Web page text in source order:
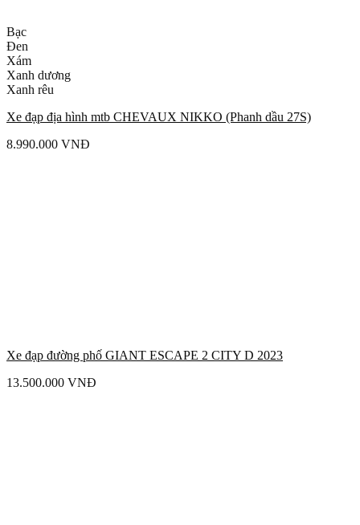
Bạc
Đen
Xám
Xanh dương
Xanh rêu
Xe đạp địa hình mtb CHEVAUX NIKKO (Phanh dầu 27S)
8.990.000 VNĐ
Xe đạp đường phố GIANT ESCAPE 2 CITY D 2023
13.500.000 VNĐ